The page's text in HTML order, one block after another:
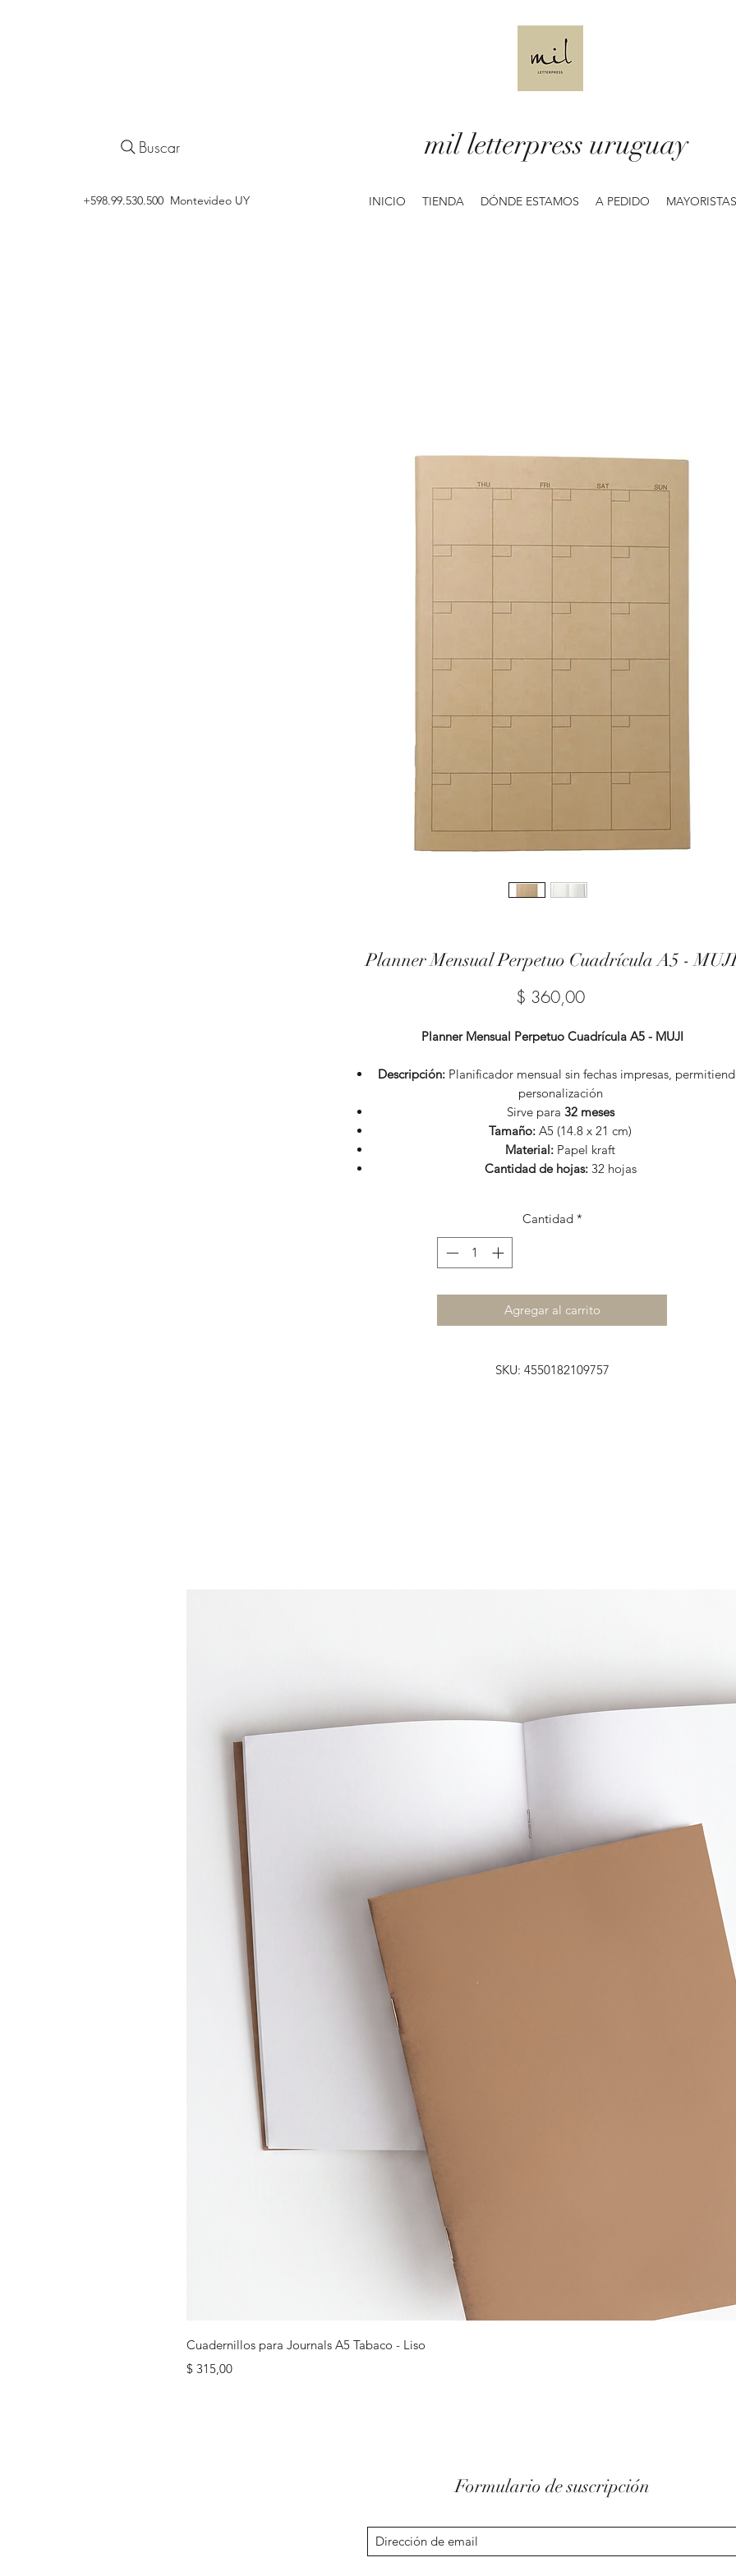
mil letterpress uruguay
Buscar
INICIO TIENDA DÓNDE ESTAMOS A PEDIDO MAYORISTAS
‭+598.99.530.500 Montevideo UY
Planner Mensual Perpetuo Cuadrícula A5 -
$ 360,00Precio
Planner Mensual Perpetuo Cuadrícula A5 - MUJI
Descripción: Planificador mensual sin fechas impresas,
personalización
Sirve para 32 meses
Tamaño: A5 (14.8 x 21 cm)​
Material: Papel kraft​
Cantidad de hojas:32 hojas​
Cantidad *
Agregar al carrito
SKU: 4550182109757
Cuadernillos para Journals A5 Tabaco - Liso
Precio
$ 315,00
Formulario de suscripción